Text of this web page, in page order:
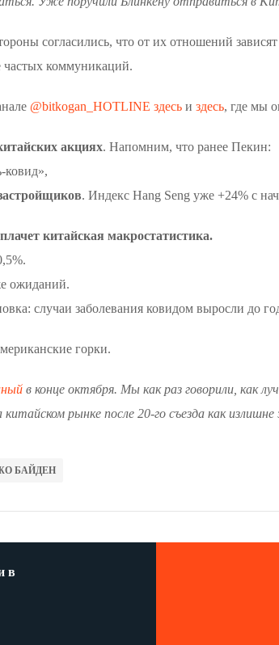
согласились, что от их отношений
частых коммуникаций.
@bitkogan_HOTLINE здесь и здесь, где мы
акциях. Напомним, что ранее Пекин:
ковид»,
. Индекс Hang Seng уже +24% с
китайская макростатистика.
ожиданий.
случаи заболевания ковидом выросли до
горки.
в конце октября. Мы как раз говорили, как
рынке после 20-го съезда как
БАЙДЕН
в